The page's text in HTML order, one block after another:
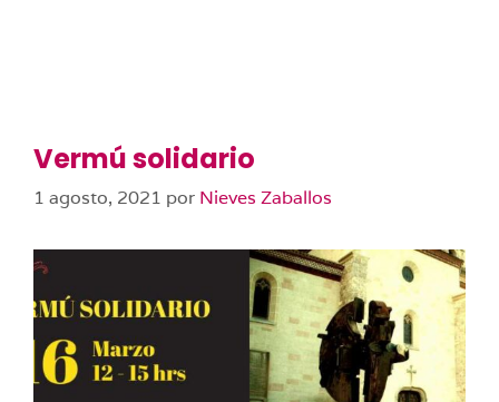
Vermú solidario
1 agosto, 2021 por Nieves Zaballos